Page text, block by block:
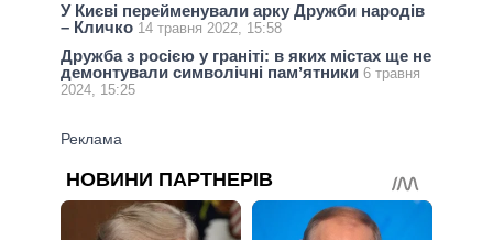
У Києві перейменували арку Дружби народів
– Кличко 14 травня 2022, 15:58
Дружба з росією у граніті: в яких містах ще не
демонтували символічні памʼятники 6 травня
2024, 15:25